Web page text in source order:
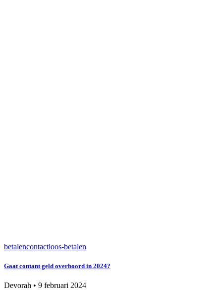
betalencontactloos-betalen
Gaat contant geld overboord in 2024?
Devorah • 9 februari 2024